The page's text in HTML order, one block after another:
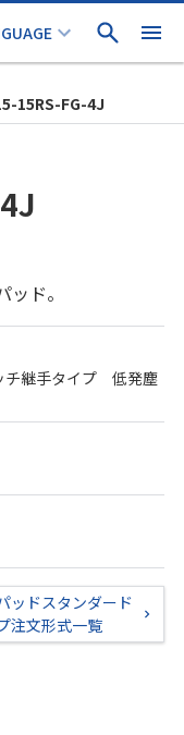
15RS-FG-4J
ド。
継手タイプ 低発塵
ッドスタンダード
注文形式一覧